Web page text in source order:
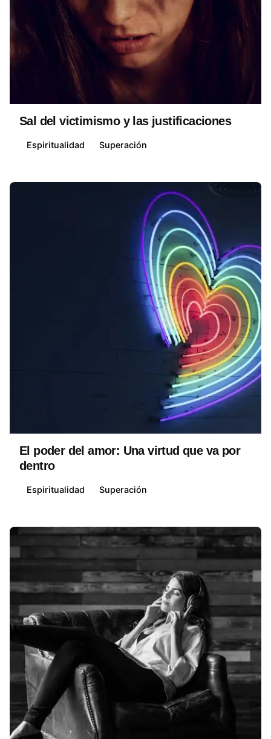
Posted by
David Belmonte
Sal del victimismo y las justificaciones
Espiritualidad Superación
El poder del amor: Una virtud que va por
dentro
Espiritualidad Superación